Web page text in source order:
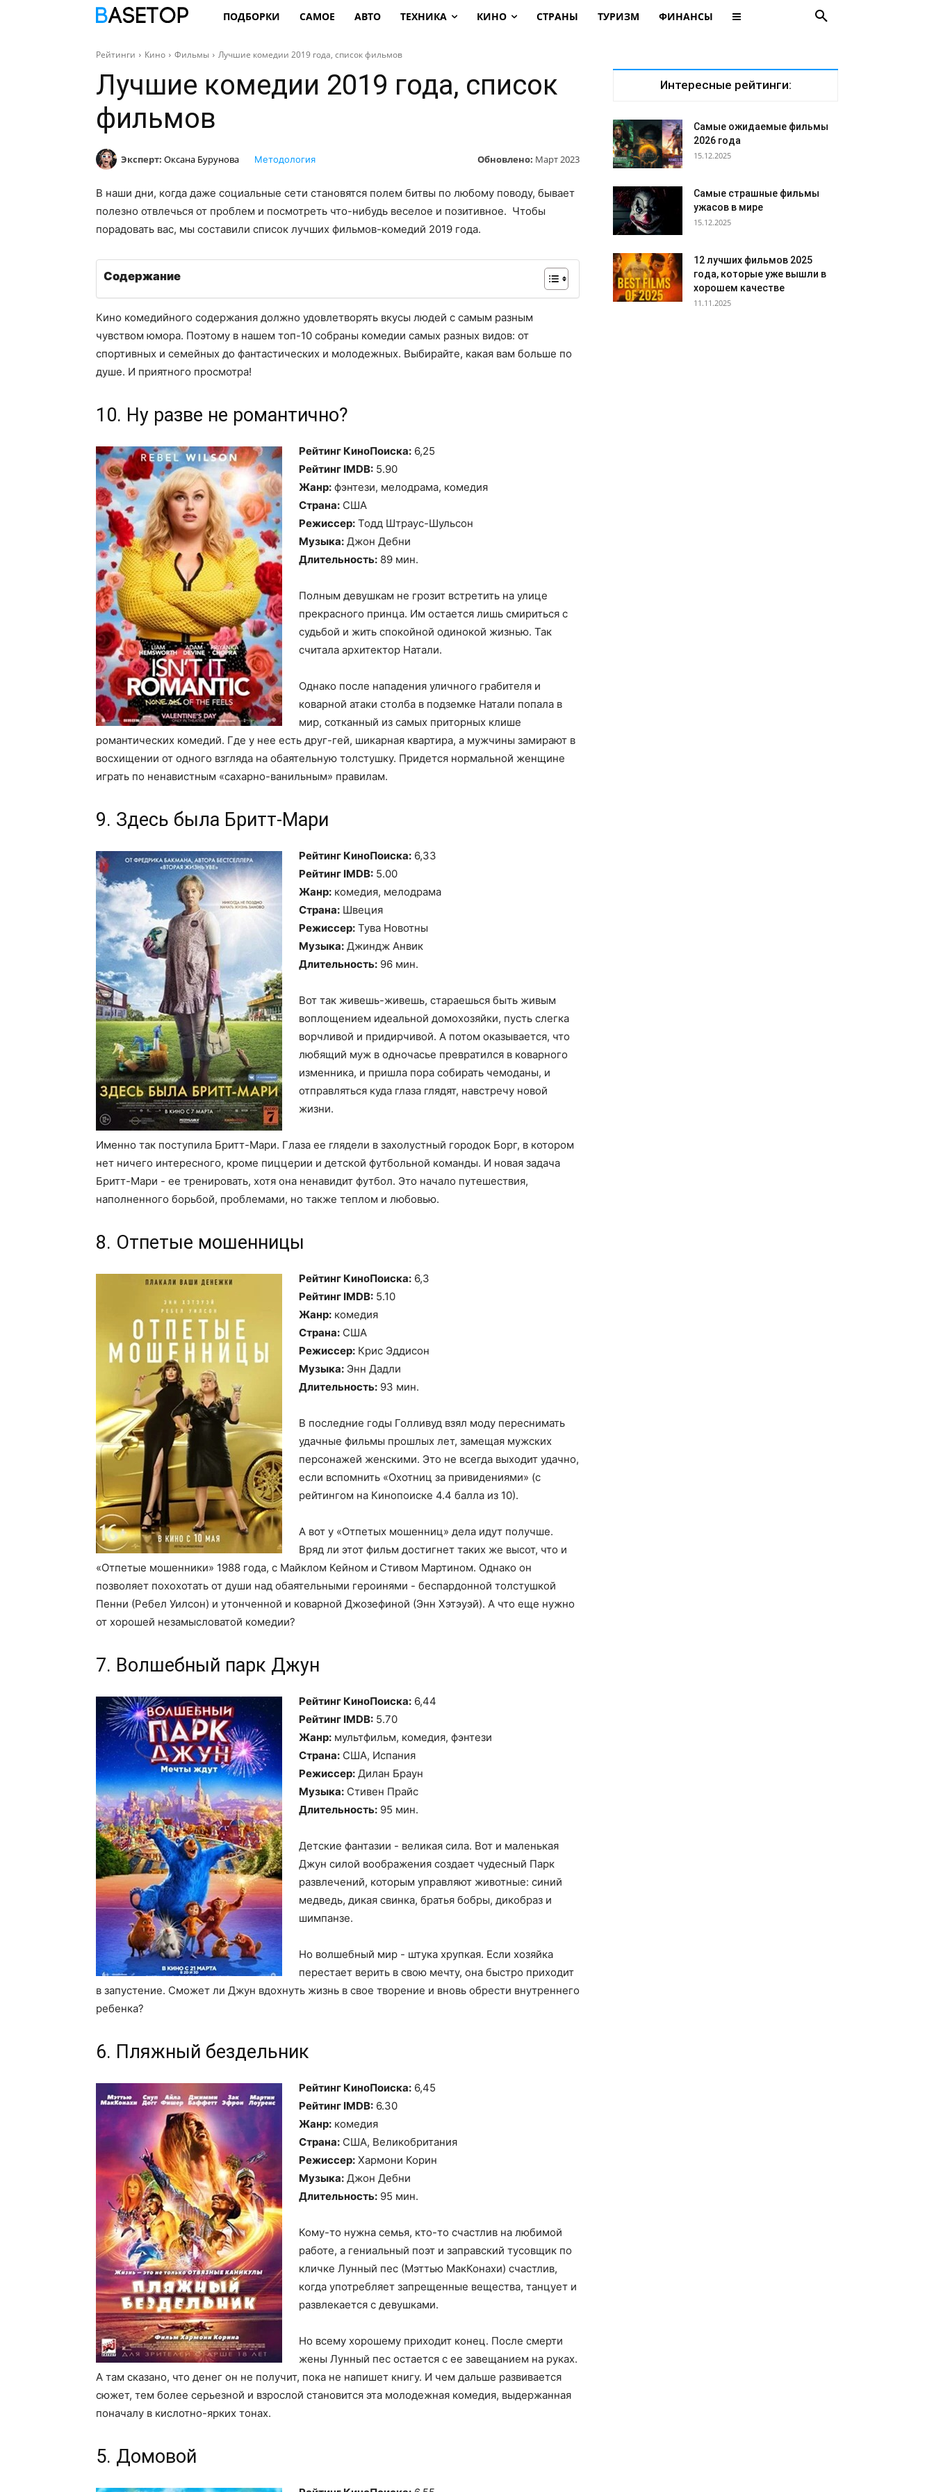
ПОДБОРКИ САМОЕ АВТО ТЕХНИКА КИНО СТРАНЫ ТУРИЗМ ФИНАНСЫ
Рейтинги Кино Фильмы Лучшие комедии 2019 года, список фильмов
Лучшие комедии 2019 года, список
фильмов
Эксперт: Оксана Бурунова Обновлено: Март 2023
Методология
В наши дни, когда даже социальные сети становятся полем битвы по любому поводу, бывает
полезно отвлечься от проблем и посмотреть что-нибудь веселое и позитивное. Чтобы
порадовать вас, мы составили список лучших фильмов-комедий 2019 года.
Содержание
Кино комедийного содержания должно удовлетворять вкусы людей с самым разным
чувством юмора. Поэтому в нашем топ-10 собраны комедии самых разных видов: от
спортивных и семейных до фантастических и молодежных. Выбирайте, какая вам больше по
душе. И приятного просмотра!
10. Ну разве не романтично?
Рейтинг КиноПоиска: 6,25
Рейтинг IMDB: 5.90
Жанр: фэнтези, мелодрама, комедия
Страна: США
Режиссер: Тодд Штраус-Шульсон
Музыка: Джон Дебни
Длительность: 89 мин.
Полным девушкам не грозит встретить на улице
прекрасного принца. Им остается лишь смириться с
судьбой и жить спокойной одинокой жизнью. Так
считала архитектор Натали.
Однако после нападения уличного грабителя и
коварной атаки столба в подземке Натали попала в
мир, сотканный из самых приторных клише
романтических комедий. Где у нее есть друг-гей, шикарная квартира, а мужчины замирают в
восхищении от одного взгляда на обаятельную толстушку. Придется нормальной женщине
играть по ненавистным «сахарно-ванильным» правилам.
9. Здесь была Бритт-Мари
Рейтинг КиноПоиска: 6,33
Рейтинг IMDB: 5.00
Жанр: комедия, мелодрама
Страна: Швеция
Режиссер: Тува Новотны
Музыка: Джиндж Анвик
Длительность: 96 мин.
Вот так живешь-живешь, стараешься быть живым
воплощением идеальной домохозяйки, пусть слегка
ворчливой и придирчивой. А потом оказывается, что
любящий муж в одночасье превратился в коварного
изменника, и пришла пора собирать чемоданы, и
отправляться куда глаза глядят, навстречу новой
жизни.
Именно так поступила Бритт-Мари. Глаза ее глядели в захолустный городок Борг, в котором
нет ничего интересного, кроме пиццерии и детской футбольной команды. И новая задача
Бритт-Мари - ее тренировать, хотя она ненавидит футбол. Это начало путешествия,
наполненного борьбой, проблемами, но также теплом и любовью.
8. Отпетые мошенницы
Рейтинг КиноПоиска: 6,3
Рейтинг IMDB: 5.10
Жанр: комедия
Страна: США
Режиссер: Крис Эддисон
Музыка: Энн Дадли
Длительность: 93 мин.
В последние годы Голливуд взял моду переснимать
удачные фильмы прошлых лет, замещая мужских
персонажей женскими. Это не всегда выходит удачно,
если вспомнить «Охотниц за привидениями» (с
рейтингом на Кинопоиске 4.4 балла из 10).
А вот у «Отпетых мошенниц» дела идут получше.
Вряд ли этот фильм достигнет таких же высот, что и
«Отпетые мошенники» 1988 года, с Майклом Кейном и Стивом Мартином. Однако он
позволяет похохотать от души над обаятельными героинями - беспардонной толстушкой
Пенни (Ребел Уилсон) и утонченной и коварной Джозефиной (Энн Хэтэуэй). А что еще нужно
от хорошей незамысловатой комедии?
7. Волшебный парк Джун
Рейтинг КиноПоиска: 6,44
Рейтинг IMDB: 5.70
Жанр: мультфильм, комедия, фэнтези
Страна: США, Испания
Режиссер: Дилан Браун
Музыка: Стивен Прайс
Длительность: 95 мин.
Детские фантазии - великая сила. Вот и маленькая
Джун силой воображения создает чудесный Парк
развлечений, которым управляют животные: синий
медведь, дикая свинка, братья бобры, дикобраз и
шимпанзе.
Но волшебный мир - штука хрупкая. Если хозяйка
перестает верить в свою мечту, она быстро приходит
в запустение. Сможет ли Джун вдохнуть жизнь в свое творение и вновь обрести внутреннего
ребенка?
6. Пляжный бездельник
Рейтинг КиноПоиска: 6,45
Рейтинг IMDB: 6.30
Жанр: комедия
Страна: США, Великобритания
Режиссер: Хармони Корин
Музыка: Джон Дебни
Длительность: 95 мин.
Кому-то нужна семья, кто-то счастлив на любимой
работе, а гениальный поэт и заправский тусовщик по
кличке Лунный пес (Мэттью МакКонахи) счастлив,
когда употребляет запрещенные вещества, танцует и
развлекается с девушками.
Но всему хорошему приходит конец. После смерти
жены Лунный пес остается с ее завещанием на руках.
А там сказано, что денег он не получит, пока не напишет книгу. И чем дальше развивается
сюжет, тем более серьезной и взрослой становится эта молодежная комедия, выдержанная
поначалу в кислотно-ярких тонах.
5. Домовой
Интересные рейтинги:
Самые ожидаемые фильмы
2026 года
15.12.2025
Самые страшные фильмы
ужасов в мире
15.12.2025
12 лучших фильмов 2025
года, которые уже вышли в
хорошем качестве
11.11.2025